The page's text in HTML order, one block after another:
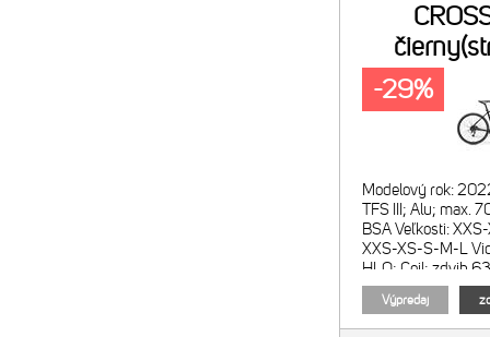
Modelový rok:
TFS III; Alu; max.
BSA Veľkosti:
XXS-XS-S-M-L
HLO; Coil; zdvih
Počet prevodov: 3
Výpredaj
-29%